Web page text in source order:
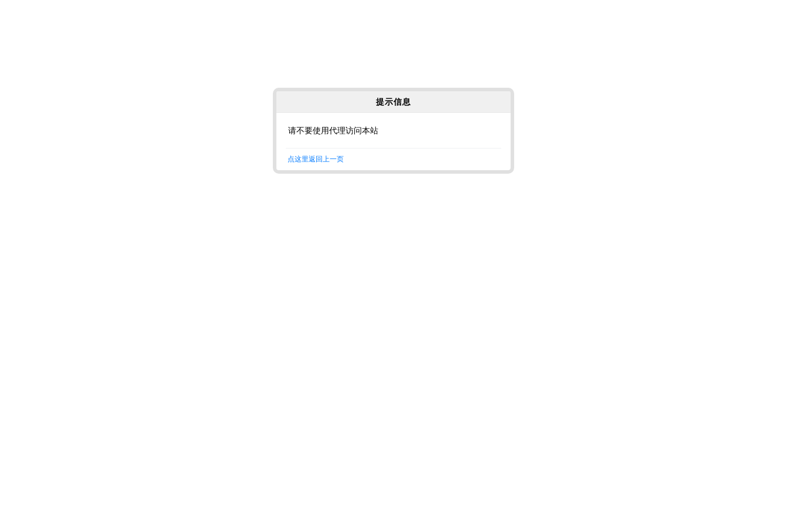
提示信息
请不要使用代理访问本站
点这里返回上一页